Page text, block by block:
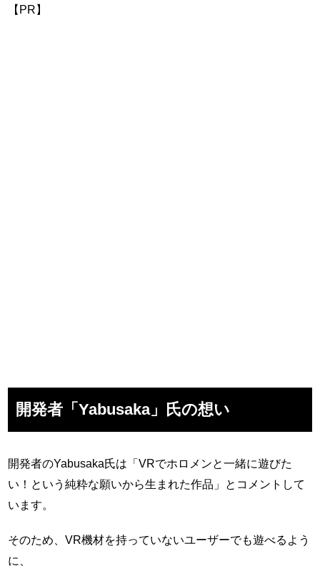
【PR】
開発者「Yabusaka」氏の想い
開発者のYabusaka氏は「VRでホロメンと一緒に遊びた
い！という純粋な願いから生まれた作品」とコメントして
います。
そのため、VR機材を持っていないユーザーでも遊べるよう
に、